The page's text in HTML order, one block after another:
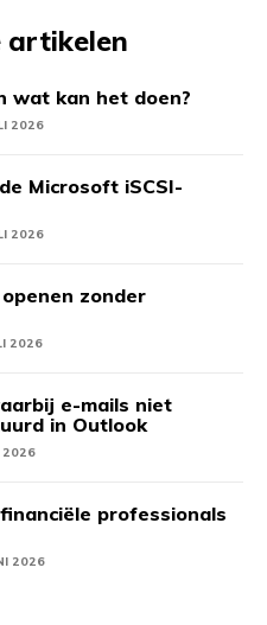
artikelen
wat kan het doen?
2026
Microsoft iSCSI-
2026
zonder
2026
e-mails niet
in Outlook
2026
professionals
2026